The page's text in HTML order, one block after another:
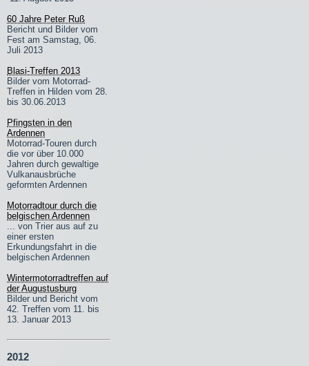
60 Jahre Peter Ruß
Bericht und Bilder vom
Fest am Samstag, 06.
Juli 2013
Blasi-Treffen 2013
Bilder vom Motorrad-
Treffen in Hilden vom 28.
bis 30.06.2013
Pfingsten in den
Ardennen
Motorrad-Touren durch
die vor über 10.000
Jahren durch gewaltige
Vulkanausbrüche
geformten Ardennen
Motorradtour durch die
belgischen Ardennen
... von Trier aus auf zu
einer ersten
Erkundungsfahrt in die
belgischen Ardennen
Wintermotorradtreffen auf
der Augustusburg
Bilder und Bericht vom
42. Treffen vom 11. bis
13. Januar 2013
2012